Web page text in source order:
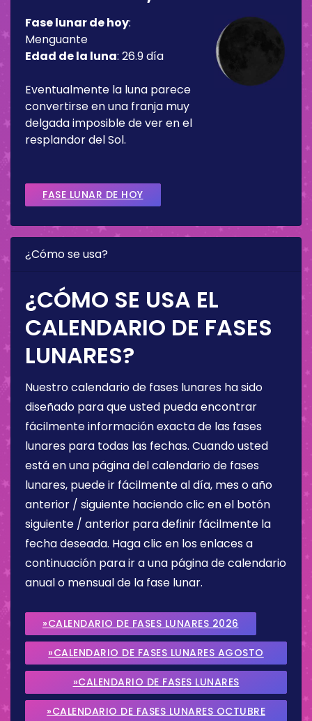
Fase lunar de hoy:
Menguante
Edad de la luna: 26.9 día
Eventualmente la luna parece
convertirse en una franja muy
delgada imposible de ver en el
resplandor del Sol.
FASE LUNAR DE HOY
¿Cómo se usa?
¿CÓMO SE USA EL
CALENDARIO DE FASES
LUNARES?
Nuestro calendario de fases lunares ha sido
diseñado para que usted pueda encontrar
fácilmente información exacta de las fases
lunares para todas las fechas. Cuando usted
está en una página del calendario de fases
lunares, puede ir fácilmente al día, mes o año
anterior / siguiente haciendo clic en el botón
siguiente / anterior para definir fácilmente la
fecha deseada. Haga clic en los enlaces a
continuación para ir a una página de calendario
anual o mensual de la fase lunar.
»CALENDARIO DE FASES LUNARES 2026
»CALENDARIO DE FASES LUNARES AGOSTO
2026
»CALENDARIO DE FASES LUNARES
SEPTIEMBRE 2026
»CALENDARIO DE FASES LUNARES OCTUBRE